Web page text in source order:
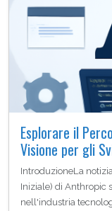
Esplorare il
Visione per gli
IntroduzioneLa
Iniziale) di Anthropic
nell'industria